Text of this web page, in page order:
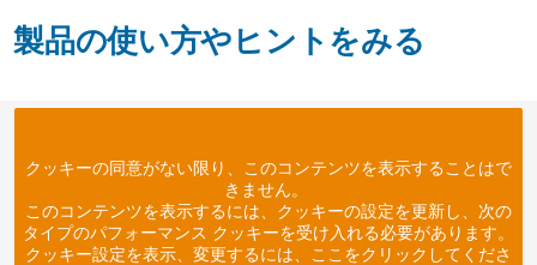
製品の使い方やヒントをみる
クッキーの同意がない限り、このコンテンツを表示することはで
きません。
このコンテンツを表示するには、クッキーの設定を更新し、次の
タイプのパフォーマンス クッキーを受け入れる必要があります。
クッキー設定を表示、変更するには、ここをクリックしてくださ